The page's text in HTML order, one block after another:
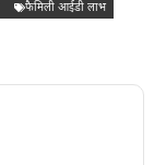
फैमिली आईडी लाभ